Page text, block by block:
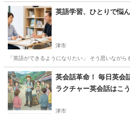
津市 英会話
英語学習、ひとりで悩
津市
「英語ができるようになりたい」 そう思いなが
三重 津市 英会話 オンライン
英会話革命！ 毎日英会
ラクチャー英会話はこ
津市